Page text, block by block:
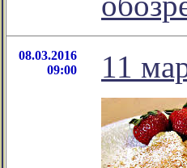
08.03.2016
09:00
11